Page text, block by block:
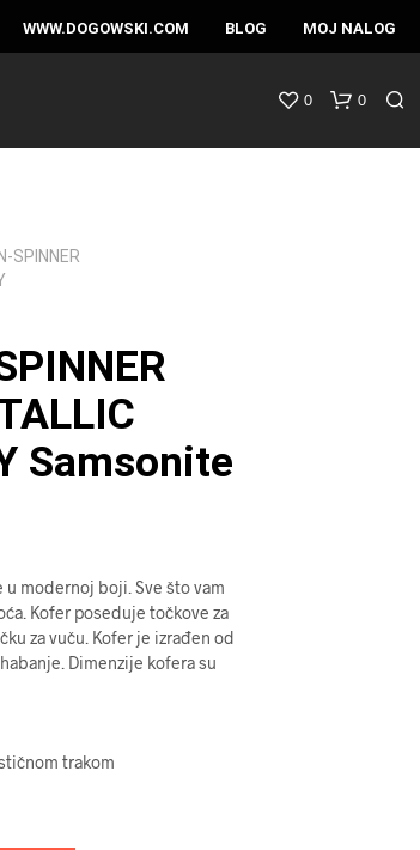
WWW.DOGOWSKI.COM BLOG MOJ NALOG
0 0
SPINNER
Samsonite
u modernoj boji. Sve što vam
Kofer poseduje točkove za
za vuču. Kofer je izrađen od
Dimenzije kofera su
trakom